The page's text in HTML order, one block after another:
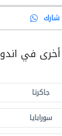
شارك
في
جاكرتا
سورابايا